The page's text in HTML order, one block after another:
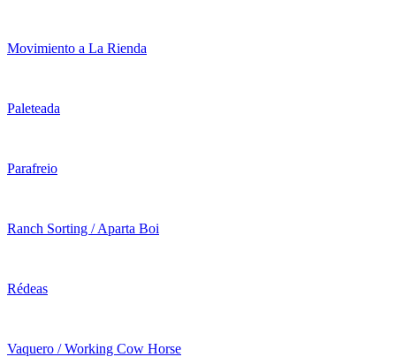
Movimiento a La Rienda
Paleteada
Parafreio
Ranch Sorting / Aparta Boi
Rédeas
Vaquero / Working Cow Horse